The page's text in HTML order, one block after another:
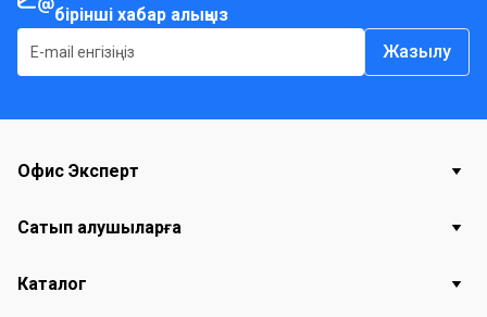
бірінші хабар алыңыз
Жазылу
Офис Эксперт
Сатып алушыларға
Каталог